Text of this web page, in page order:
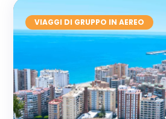
VIAGGI DI GRUPPO IN AEREO